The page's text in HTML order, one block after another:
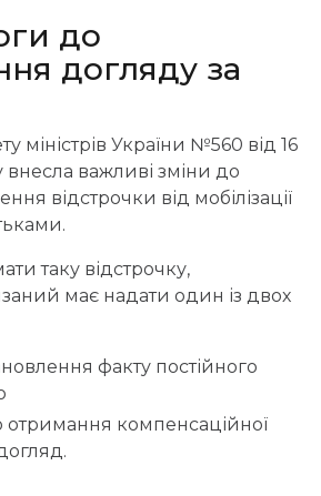
до
догляду за
міністрів України №560 від 16
важливі зміни до
відстрочки від мобілізації
таку відстрочку,
має надати один із двох
факту постійного
отримання компенсаційної